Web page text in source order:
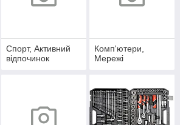
Спорт, Активний
відпочинок
Комп'ютери,
Мережі